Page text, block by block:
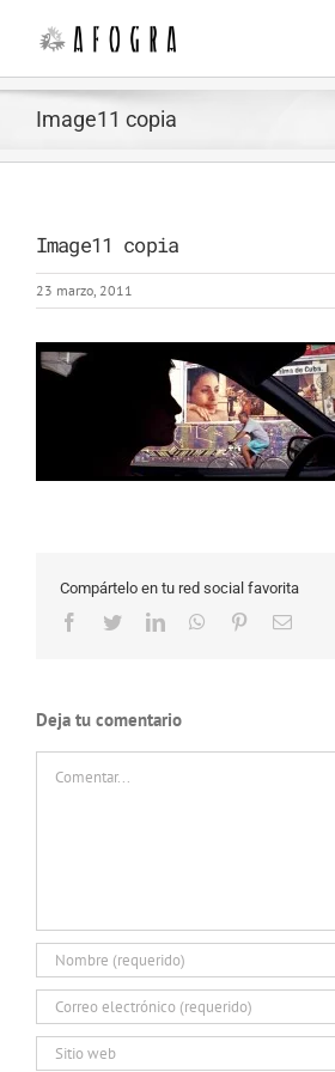
contenido
Image11 copia
Image11 copia
23 marzo, 2011
Compártelo en tu red social favorita
Facebook
TwitterLinkedInWhatsApp
PinterestCorreo
Deja tu comentario